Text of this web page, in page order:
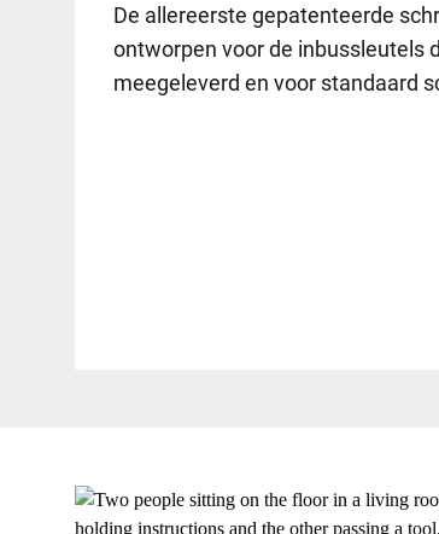
De allereerste gepatenteerde
ontworpen voor de inbussleutels
meegeleverd en voor standaard